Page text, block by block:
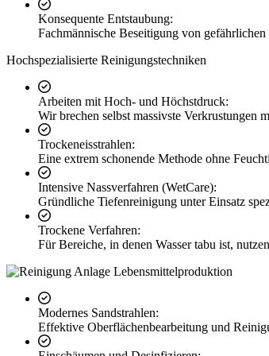
Konsequente Entstaubung:
Fachmännische Beseitigung von
Hochspezialisierte Reinigungstechniken
Arbeiten mit Hoch- und Höchstdruck:
Wir brechen selbst massivste Verkrustungen
Trockeneisstrahlen:
Eine extrem schonende Methode ohne
Intensive Nassverfahren (WetCare):
Gründliche Tiefenreinigung unter Einsatz
Trockene Verfahren:
Für Bereiche, in denen Wasser tabu ist,
Modernes Sandstrahlen:
Effektive Oberflächenbearbeitung und